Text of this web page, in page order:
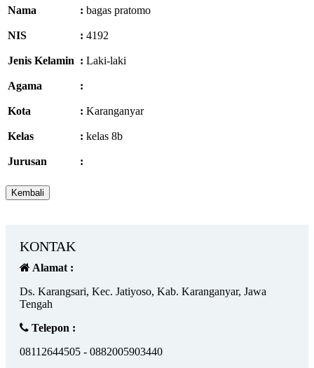
Nama : bagas pratomo
NIS : 4192
Jenis Kelamin : Laki-laki
Agama :
Kota : Karanganyar
Kelas : kelas 8b
Jurusan :
KONTAK
Alamat :
Ds. Karangsari, Kec. Jatiyoso, Kab. Karanganyar, Jawa
Tengah
Telepon :
08112644505 - 0882005903440